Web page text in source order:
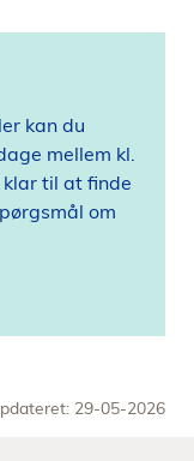
kan du
mellem kl.
til at finde
om
29-05-2026